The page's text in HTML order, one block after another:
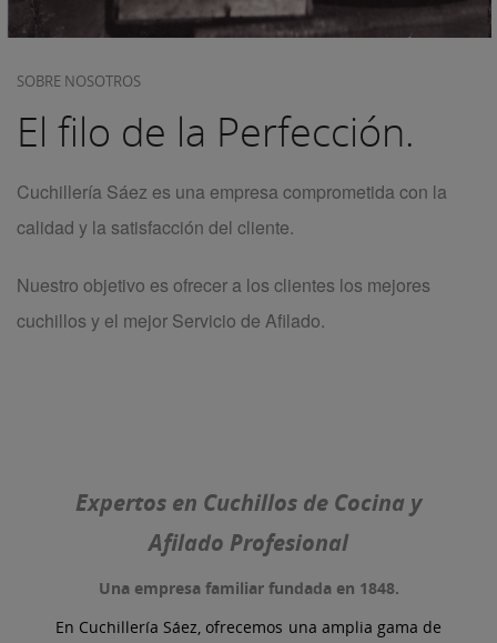
SOBRE NOSOTROS
El filo de la Perfección.
Cuchillería Sáez es una empresa comprometida con la
calidad y la satisfacción del cliente.
Nuestro objetivo es ofrecer a los clientes los mejores
cuchillos y el mejor Servicio de Afilado.
Expertos en Cuchillos de Cocina y
Afilado Profesional
Una empresa familiar fundada en 1848.
En Cuchillería Sáez, ofrecemos una amplia gama de